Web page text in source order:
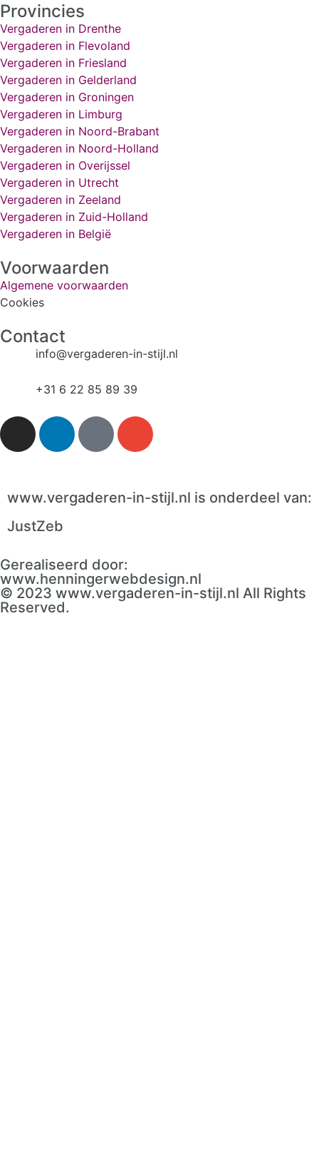
Provincies
Vergaderen in Drenthe
Vergaderen in Flevoland
Vergaderen in Friesland
Vergaderen in Gelderland
Vergaderen in Groningen
Vergaderen in Limburg
Vergaderen in Noord-Brabant
Vergaderen in Noord-Holland
Vergaderen in Overijssel
Vergaderen in Utrecht
Vergaderen in Zeeland
Vergaderen in Zuid-Holland
Vergaderen in België
Voorwaarden
Algemene voorwaarden
Cookies
Contact
info@vergaderen-in-stijl.nl​
+31 6 22 85 89 39​
www.vergaderen-in-stijl.nl is onderdeel van:
JustZeb
Gerealiseerd door:
www.henningerwebdesign.nl
© 2023 www.vergaderen-in-stijl.nl All Rights
Reserved.